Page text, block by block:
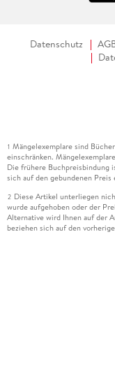
Datenschutz
1 Mängelexemplare sind
einschränken.
Die frühere Buchpreisbindung
sich auf den gebundenen Preis
2 Diese Artikel unterliegen
wurde aufgehoben oder der
Alternative wird Ihnen auf der
beziehen sich auf den